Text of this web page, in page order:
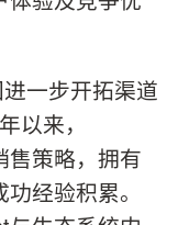
一步开拓渠道
以来，
售策略，拥有
经验积累。